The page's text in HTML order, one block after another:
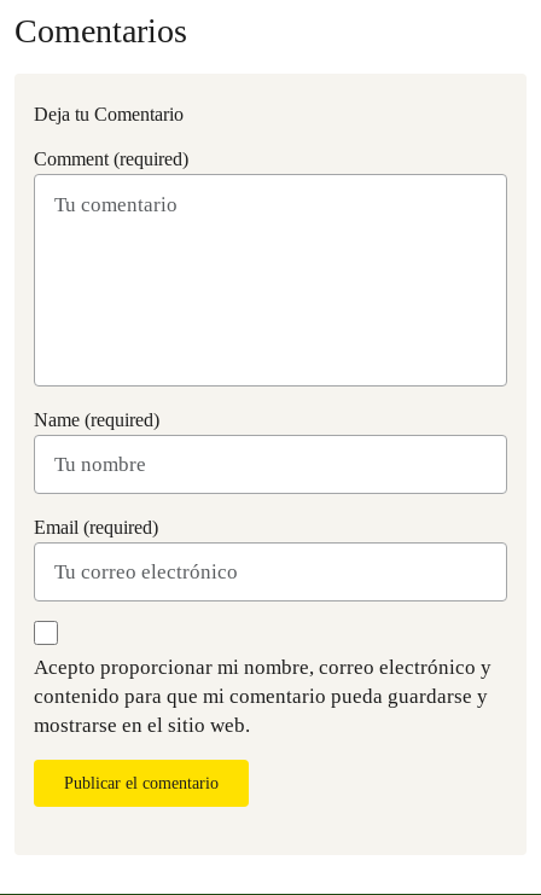
Comentarios
Deja tu Comentario
Comment (required)
Name (required)
Email (required)
Acepto proporcionar mi nombre, correo electrónico y
contenido para que mi comentario pueda guardarse y
mostrarse en el sitio web.
Publicar el comentario